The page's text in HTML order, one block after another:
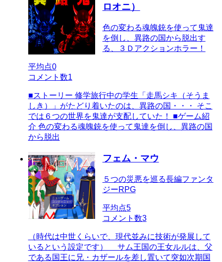
ロオニ）
色の変わる魂魄銃を使って鬼達
を倒し、異路の国から脱出す
る、３Ｄアクションホラー！
平均点0
コメント数1
■ストーリー 修学旅行中の学生「走馬シキ（そうま
しき）」がたどり着いたのは、異路の国・・・ そこ
では６つの世界を鬼達が支配していた！ ■ゲーム紹
介 色の変わる魂魄銃を使って鬼達を倒し、異路の国
から脱出
フェム・マウ
５つの災悪を巡る長編ファンタ
ジーRPG
平均点5
コメント数3
（時代は中世くらいで、現代並みに技術が発展して
いるという設定です） サム王国の王女ルルは、父
である国王に兄・カザールを差し置いて突如次期国